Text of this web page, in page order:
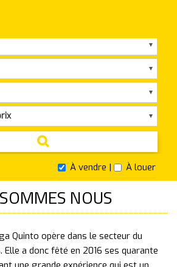
À vendre | À louer
NOUS
Quinto opère dans le secteur du
Elle a donc fêté en 2016 ses quarante